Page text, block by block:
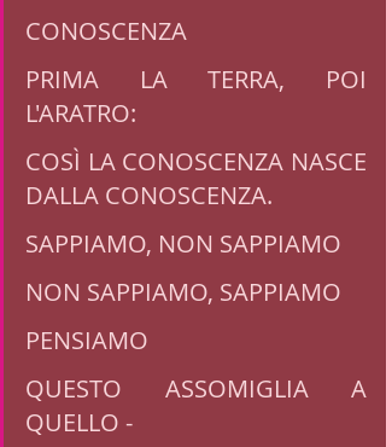
CONOSCENZA
PRIMA LA TERRA, POI
L'ARATRO:
COSÌ LA CONOSCENZA NASCE
DALLA CONOSCENZA.
SAPPIAMO, NON SAPPIAMO
NON SAPPIAMO, SAPPIAMO
PENSIAMO
QUESTO ASSOMIGLIA A
QUELLO -